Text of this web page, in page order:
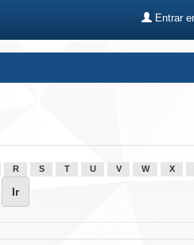
Entrar
R S T U V W X